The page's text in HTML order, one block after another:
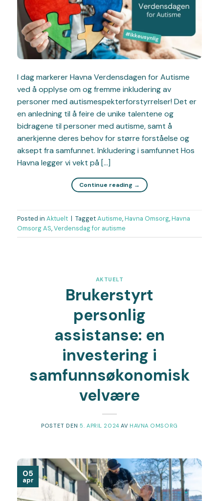
I dag markerer Havna Verdensdagen for Autisme
ved å opplyse om og fremme inkludering av
personer med autismespekterforstyrrelser! Det er
en anledning til å feire de unike talentene og
bidragene til personer med autisme, samt å
anerkjenne deres behov for større forståelse og
aksept fra samfunnet. Inkludering i samfunnet Hos
Havna legger vi vekt på […]
Continue reading →
Posted in Aktuelt | TaggetAutisme,Havna Omsorg,Havna
Omsorg AS,Verdensdag for autisme
AKTUELT
Brukerstyrt
personlig
assistanse: en
investering i
samfunnsøkonomisk
velvære
POSTET DEN5. APRIL 2024AV HAVNA OMSORG
05
apr